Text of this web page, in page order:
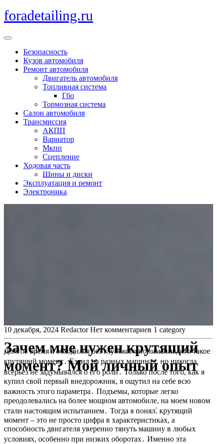
Перейти
к
foradetailing.ru
Кнопка
ОткрытьБезопасность
Кузов автомобиля
Ремонт автомобиля
Двигатель автомобиля
Топливная система
Гбо
Тормозная система
Салон автомобиля
Трансмиссия
АКПП
Вариатор
Мкпп
Сцепление
Ходовая часть
Шины и диски
Эксплуатация и ремонт
Электроника
Зачем мне нужен крутящий
момент? Мой личный опыт
10 декабря, 2024 Redactor Нет комментариев 1 category
Долгое время я обходился без глубокого понимания, что такое
крутящий момент․ Ездил на разных машинах, но никогда
всерьез не задумывался о его роли․ Только после того, как я
купил свой первый внедорожник, я ощутил на себе всю
важность этого параметра․ Подъемы, которые легко
преодолевались на более мощном автомобиле, на моем новом
стали настоящим испытанием․ Тогда я понял⁚ крутящий
момент – это не просто цифра в характеристиках, а
способность двигателя уверенно тянуть машину в любых
условиях, особенно при низких оборотах․ Именно эта